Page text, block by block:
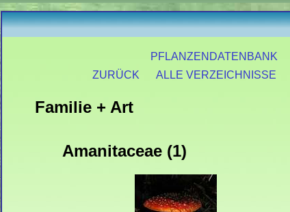
PFLANZENDATENBANK
ZURÜCK
ALLE VERZEICHNISSE
Familie + Art
Amanitaceae (1)